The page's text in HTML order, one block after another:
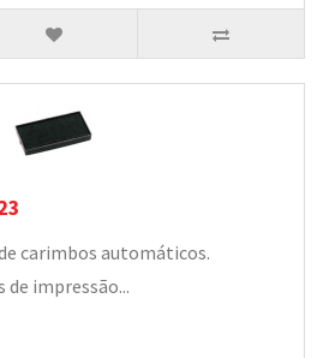
carimbos automáticos.
de impressão...